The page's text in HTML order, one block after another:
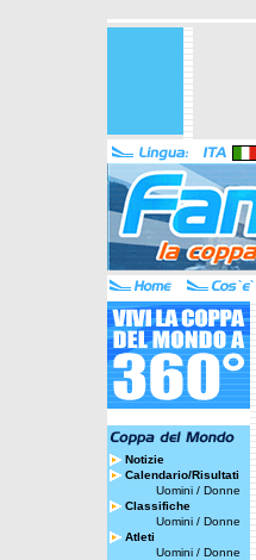
Notizie
Calendario/Risultati
Uomini / Donne
Classifiche
Uomini / Donne
Atleti
Uomini / Donne